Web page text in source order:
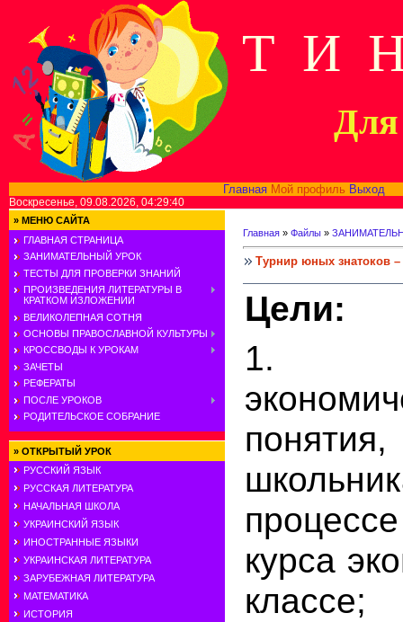
Т И
Для
Главная Мой профиль Выход
Воскресенье, 09.08.2026, 04:29:40
» МЕНЮ САЙТА
ГЛАВНАЯ СТРАНИЦА
ЗАНИМАТЕЛЬНЫЙ УРОК
ТЕСТЫ ДЛЯ ПРОВЕРКИ ЗНАНИЙ
ПРОИЗВЕДЕНИЯ ЛИТЕРАТУРЫ В
КРАТКОМ ИЗЛОЖЕНИИ
ВЕЛИКОЛЕПНАЯ СОТНЯ
ОСНОВЫ ПРАВОСЛАВНОЙ КУЛЬТУРЫ
КРОССВОДЫ К УРОКАМ
ЗАЧЕТЫ
РЕФЕРАТЫ
ПОСЛЕ УРОКОВ
РОДИТЕЛЬСКОЕ СОБРАНИЕ
» ОТКРЫТЫЙ УРОК
РУССКИЙ ЯЗЫК
РУССКАЯ ЛИТЕРАТУРА
НАЧАЛЬНАЯ ШКОЛА
УКРАИНСКИЙ ЯЗЫК
ИНОСТРАННЫЕ ЯЗЫКИ
УКРАИНСКАЯ ЛИТЕРАТУРА
ЗАРУБЕЖНАЯ ЛИТЕРАТУРА
МАТЕМАТИКА
ИСТОРИЯ
Главная » Файлы »
Турнир юных знатоков
Цели:
1.
курса
классе;